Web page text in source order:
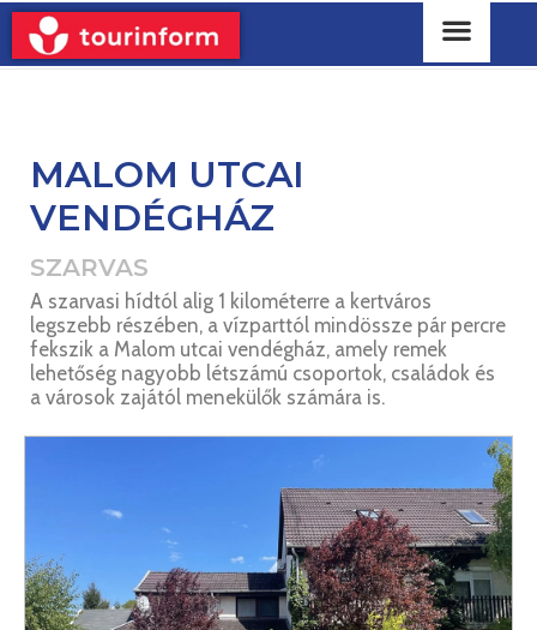
MALOM UTCAI
VENDÉGHÁZ
SZARVAS
A szarvasi hídtól alig 1 kilométerre a kertváros
legszebb részében, a vízparttól mindössze pár percre
fekszik a Malom utcai vendégház, amely remek
lehetőség nagyobb létszámú csoportok, családok és
a városok zajától menekülők számára is.